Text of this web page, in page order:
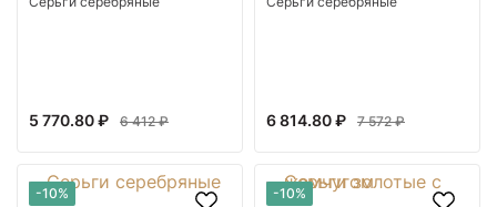
5 770.80 ₽ 6 412 ₽ 6 814.80 ₽ 7 572 ₽
-10% -10%